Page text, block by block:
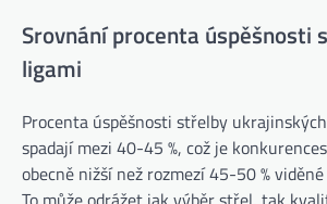
Srovnání procenta úspěšnosti
ligami
Procenta úspěšnosti střelby
spadají mezi 40-45 %, což je
obecně nižší než rozmezí 45-50 %